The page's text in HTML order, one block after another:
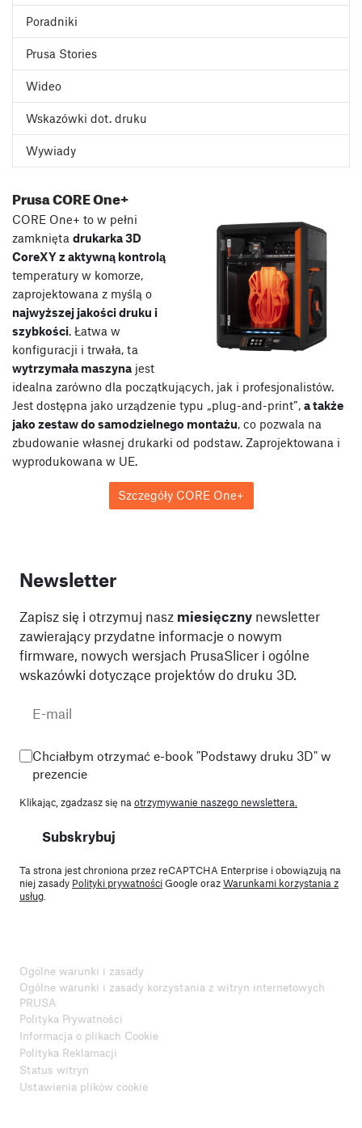
Poradniki
Prusa Stories
Wideo
Wskazówki dot. druku
Wywiady
Prusa CORE One+
CORE One+ to w pełni
zamknięta drukarka 3D
CoreXY z aktywną kontrolą
temperatury w komorze,
zaprojektowana z myślą o
najwyższej jakości druku i
szybkości. Łatwa w
konfiguracji i trwała, ta
wytrzymała maszyna jest
idealna zarówno dla początkujących, jak i profesjonalistów.
Jest dostępna jako urządzenie typu „plug-and-print”, a także
jako zestaw do samodzielnego montażu, co pozwala na
zbudowanie własnej drukarki od podstaw. Zaprojektowana i
wyprodukowana w UE.
Szczegóły CORE One+
Newsletter
Zapisz się i otrzymuj nasz miesięczny newsletter
zawierający przydatne informacje o nowym
firmware, nowych wersjach PrusaSlicer i ogólne
wskazówki dotyczące projektów do druku 3D.
Chciałbym otrzymać e-book "Podstawy druku 3D" w
prezencie
Klikając, zgadzasz się na otrzymywanie naszego newslettera.
Subskrybuj
Ta strona jest chroniona przez reCAPTCHA Enterprise i obowiązują na
niej zasady Polityki prywatnościGoogle orazWarunkami korzystania z
usług
Ogólne warunki i zasady
Ogólne warunki i zasady korzystania z witryn internetowych
PRUSA
Polityka Prywatności
Informacja o plikach Cookie
Polityka Reklamacji
Status witryn
Ustawienia plików cookie